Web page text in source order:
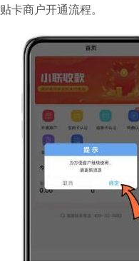
卡商户开通流程。